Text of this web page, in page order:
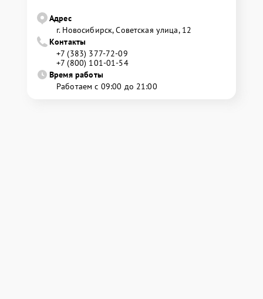
Адрес
г. Новосибирск, Советская улица, 12
Контакты
+7 (383) 377-72-09
+7 (800) 101-01-54
Время работы
Работаем с 09:00 до 21:00